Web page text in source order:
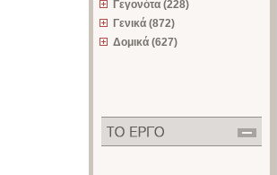
Γεγονότα (228)
Γενικά (872)
Δομικά (627)